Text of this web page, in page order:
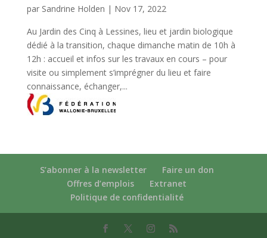
par Sandrine Holden | Nov 17, 2022
Au Jardin des Cinq à Lessines, lieu et jardin biologique
dédié à la transition, chaque dimanche matin de 10h à
12h : accueil et infos sur les travaux en cours – pour
visite ou simplement s’imprégner du lieu et faire
connaissance, échanger,...
S’abonner à la newsletter
Faire un don
Offres d’emplois
Extranet
Politique de confidentialité